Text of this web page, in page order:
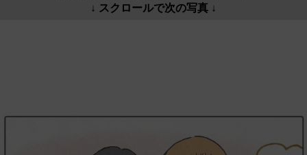
↓ スクロールで次の写真 ↓